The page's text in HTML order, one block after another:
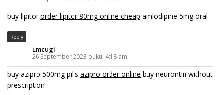
buy lipitororder lipitor 80mg online cheap amlodipine 5mg oral
Reply
Lmcugi
26 September 2023 pukul 4:18 am
buy azipro 500mg pills azipro order online buy neurontin without
prescription